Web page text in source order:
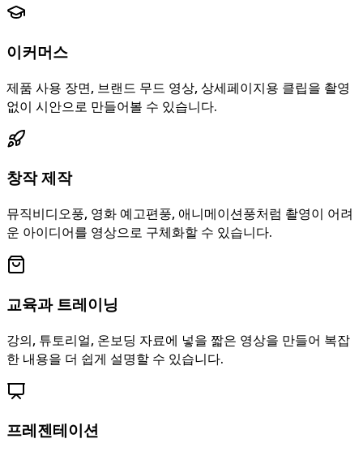
이커머스
제품 사용 장면, 브랜드 무드 영상, 상세페이지용 클립을 촬영
없이 시안으로 만들어볼 수 있습니다.
창작 제작
뮤직비디오풍, 영화 예고편풍, 애니메이션풍처럼 촬영이 어려
운 아이디어를 영상으로 구체화할 수 있습니다.
교육과 트레이닝
강의, 튜토리얼, 온보딩 자료에 넣을 짧은 영상을 만들어 복잡
한 내용을 더 쉽게 설명할 수 있습니다.
프레젠테이션